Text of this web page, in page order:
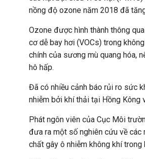
nồng độ ozone năm 2018 đã
Ozone được hình thành thông
cơ dễ bay hơi (VOCs) trong
chính của sương mù quang hóa,
hô hấp.
Đã có nhiều cảnh báo rủi ro sức
nhiễm bởi khí thải tại Hồng Kông
Phát ngôn viên của Cục Môi
đưa ra một số nghiên cứu về
chất gây ô nhiễm không khí